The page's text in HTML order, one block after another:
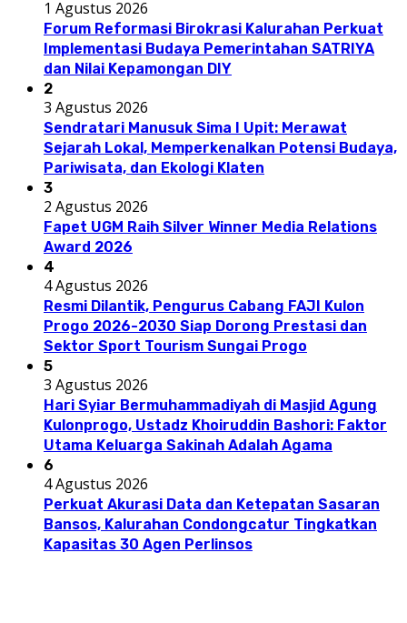
1 Agustus 2026
Forum Reformasi Birokrasi Kalurahan Perkuat
Implementasi Budaya Pemerintahan SATRIYA
dan Nilai Kepamongan DIY
2
3 Agustus 2026
Sendratari Manusuk Sima I Upit: Merawat
Sejarah Lokal, Memperkenalkan Potensi Budaya,
Pariwisata, dan Ekologi Klaten
3
2 Agustus 2026
Fapet UGM Raih Silver Winner Media Relations
Award 2026
4
4 Agustus 2026
Resmi Dilantik, Pengurus Cabang FAJI Kulon
Progo 2026-2030 Siap Dorong Prestasi dan
Sektor Sport Tourism Sungai Progo
5
3 Agustus 2026
Hari Syiar Bermuhammadiyah di Masjid Agung
Kulonprogo, Ustadz Khoiruddin Bashori: Faktor
Utama Keluarga Sakinah Adalah Agama
6
4 Agustus 2026
Perkuat Akurasi Data dan Ketepatan Sasaran
Bansos, Kalurahan Condongcatur Tingkatkan
Kapasitas 30 Agen Perlinsos